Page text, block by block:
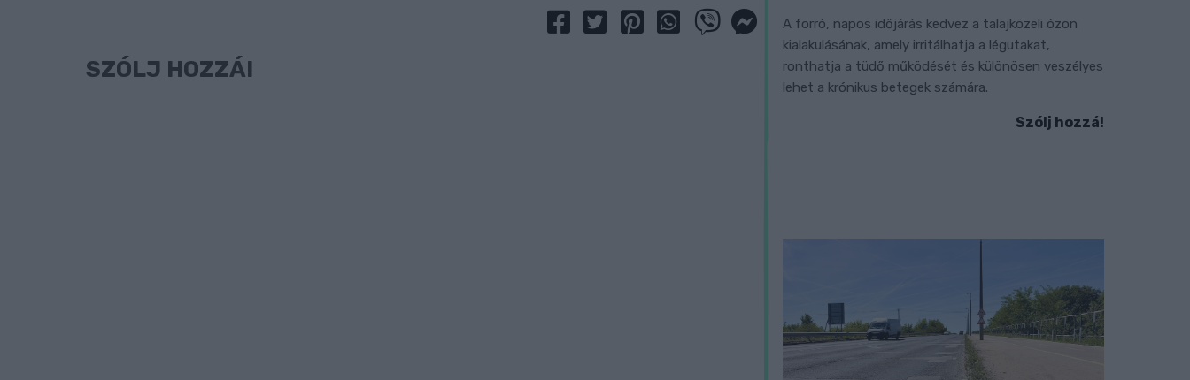
SZÓLJ HOZZÁ!
A forró, napos időjárás kedvez a talajközeli ózon
kialakulásának, amely irritálhatja a légutakat,
ronthatja a tüdő működését és különösen veszélyes
lehet a krónikus betegek számára.
Szólj hozzá!